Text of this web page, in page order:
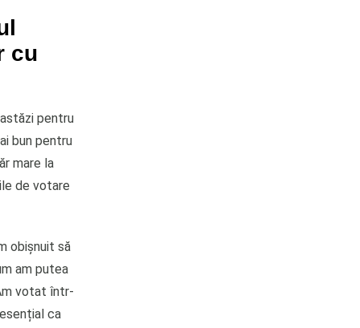
cu
pentru
bun pentru
mare la
de votare
obişnuit să
am putea
votat într-
ca